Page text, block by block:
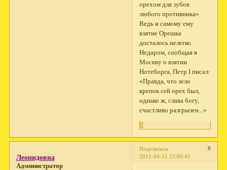
орехом для зубов
любого про­тивника».
Ведь и самому ему
взятие Орешка
досталось нелегко.
Недаром, сообщая в
Москву о взятии
Нотеборга, Петр I писал:
«Правда, что зело
крепок сей орех был,
однако ж, слава богу,
счастливо разгрызен...»
0
Поделиться
8
2011-04-11 15:00:41
Леонидовна
Администратор